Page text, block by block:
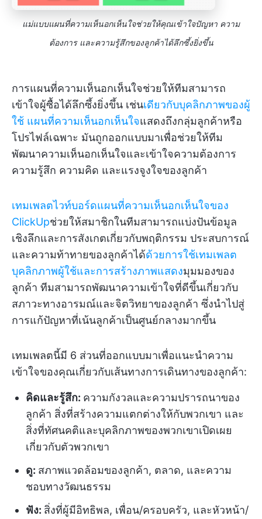
แม่แบบแผนที่ความเห็นอกเห็นใจช่วยให้คุณเข้าใจปัญหา ความ
ต้องการ และความรู้สึกของลูกค้าได้ลึกซึ้งยิ่งขึ้น
การแผนที่ความเห็นอกเห็นใจช่วยให้ทีมสามารถ
เข้าใจผู้ซื้อได้ลึกซึ้งยิ่งขึ้น เช่นเดียวกับบุคลิกภาพของผู้
ใช้ แผนที่ความเห็นอกเห็นใจแสดงถึงกลุ่มลูกค้าหรือ
โปรไฟล์เฉพาะ มันถูกออกแบบมาเพื่อช่วยให้ทีม
พัฒนาความเห็นอกเห็นใจและเข้าใจความต้องการ
ความรู้สึก ความคิด และแรงจูงใจของลูกค้า
เทมเพลตไวท์บอร์ดแผนที่ความเห็นอกเห็นใจของ
ClickUpช่วยให้สมาชิกในทีมสามารถแบ่งปันข้อมูล
เชิงลึกและการสังเกตเกี่ยวกับพฤติกรรม ประสบการณ์
และความท้าทายของลูกค้าได้ด้วยการใช้เทมเพลต
บุคลิกภาพผู้ใช้และการสร้างภาพแสดงมุมมองของ
ลูกค้า ทีมสามารถพัฒนาความเข้าใจที่ดีขึ้นเกี่ยวกับ
สภาวะทางอารมณ์และจิตวิทยาของลูกค้า ซึ่งนำไปสู่
การแก้ปัญหาที่เน้นลูกค้าเป็นศูนย์กลางมากขึ้น
เทมเพลตนี้มี 6 ส่วนที่ออกแบบมาเพื่อแนะนำความ
เข้าใจของคุณเกี่ยวกับเส้นทางการเดินทางของลูกค้า:
คิดและรู้สึก: ความกังวลและความปรารถนาของ
ลูกค้า สิ่งที่สร้างความแตกต่างให้กับพวกเขา และ
สิ่งที่ทัศนคติและบุคลิกภาพของพวกเขาเปิดเผย
เกี่ยวกับตัวพวกเขา
ดู: สภาพแวดล้อมของลูกค้า, ตลาด, และความ
ชอบทางวัฒนธรรม
ฟัง: สิ่งที่ผู้มีอิทธิพล, เพื่อน/ครอบครัว, และหัวหน้า/